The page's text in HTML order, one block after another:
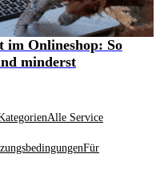
im Onlineshop: So
minderst
Alle Service
Für